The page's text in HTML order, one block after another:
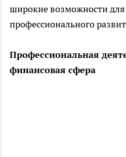
широкие возможности для
профессионального
Профессиональная
финансовая сфера